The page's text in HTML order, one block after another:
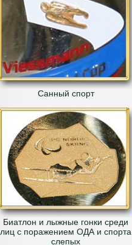
Санный спорт
Биатлон и лыжные гонки среди
лиц с поражением ОДА и спорта
слепых